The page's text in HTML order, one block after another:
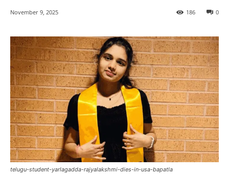
November 9, 2025 0
186
telugu-student-yarlagadda-rajyalakshmi-dies-in-usa-bapatla